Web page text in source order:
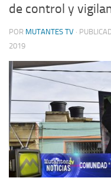
de control y
POR MUTANTES TV ·
2019